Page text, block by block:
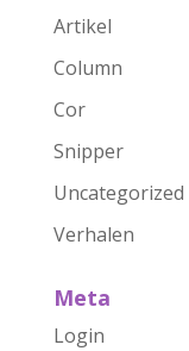
Artikel
Column
Cor
Snipper
Uncategorized
Verhalen
Meta
Login